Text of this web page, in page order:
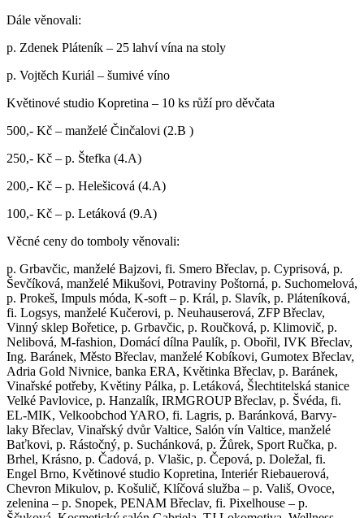
Dále věnovali:
p. Zdenek Pláteník – 25 lahví vína na stoly
p. Vojtěch Kuriál – šumivé víno
Květinové studio Kopretina – 10 ks růží pro děvčata
500,- Kč – manželé Činčalovi (2.B )
250,- Kč – p. Štefka (4.A)
200,- Kč – p. Helešicová (4.A)
100,- Kč – p. Letáková (9.A)
Věcné ceny do tomboly věnovali:
p. Grbavčic, manželé Bajzovi, fi. Smero Břeclav, p. Cyprisová, p.
Ševčíková, manželé Mikušovi, Potraviny Poštorná, p. Suchomelová,
p. Prokeš, Impuls móda, K-soft – p. Král, p. Slavík, p. Pláteníková,
fi. Logsys, manželé Kučerovi, p. Neuhauserová, ZFP Břeclav,
Vinný sklep Bořetice, p. Grbavčic, p. Roučková, p. Klimovič, p.
Nelibová, M-fashion, Domácí dílna Paulík, p. Obořil, IVK Břeclav,
Ing. Baránek, Město Břeclav, manželé Kobíkovi, Gumotex Břeclav,
Adria Gold Nivnice, banka ERA, Květinka Břeclav, p. Baránek,
Vinařské potřeby, Květiny Pálka, p. Letáková, Šlechtitelská stanice
Velké Pavlovice, p. Hanzalík, IRMGROUP Břeclav, p. Švéda, fi.
EL-MIK, Velkoobchod YARO, fi. Lagris, p. Baránková, Barvy-
laky Břeclav, Vinařský dvůr Valtice, Salón vín Valtice, manželé
Baťkovi, p. Rástočný, p. Suchánková, p. Žůrek, Sport Ručka, p.
Brhel, Krásno, p. Čadová, p. Vlašic, p. Čepová, p. Doležal, fi.
Engel Brno, Květinové studio Kopretina, Interiér Riebauerová,
Chevron Mikulov, p. Košulič, Klíčová služba – p. Vališ, Ovoce,
zelenina – p. Snopek, PENAM Břeclav, fi. Pixelhouse – p.